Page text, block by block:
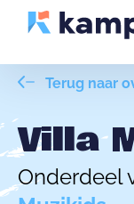
Terug naar
Villa
Onderdeel